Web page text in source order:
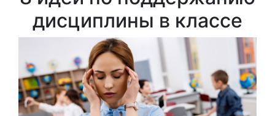
дисциплины в классе